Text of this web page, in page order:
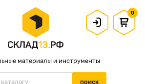
материалы и инструменты
0